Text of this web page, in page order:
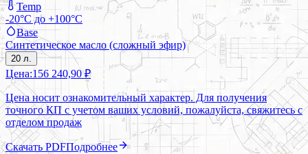
Temp
-20°C до +100°C
Base
Синтетическое масло (сложный эфир)
20 л.
Цена:156 240,90 ₽
Цена носит ознакомительный характер. Для получения
точного КП с учетом ваших условий, пожалуйста, свяжитесь с
отделом продаж
Скачать PDFПодробнее